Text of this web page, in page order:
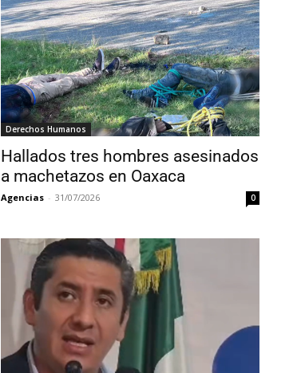
Derechos Humanos
Hallados tres hombres asesinados
a machetazos en Oaxaca
Agencias - 31/07/2026 0